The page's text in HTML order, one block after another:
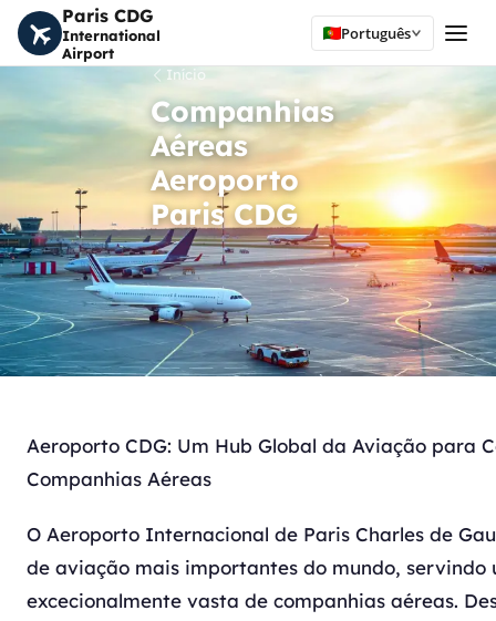
Paris CDG
International
Airport
Português
Início
Companhias
Aéreas
Aeroporto
Paris CDG
Aeroporto CDG: Um Hub Global da Aviação para
Companhias Aéreas
O Aeroporto Internacional de Paris Charles de
de aviação mais importantes do mundo, servindo
excecionalmente vasta de companhias aéreas.